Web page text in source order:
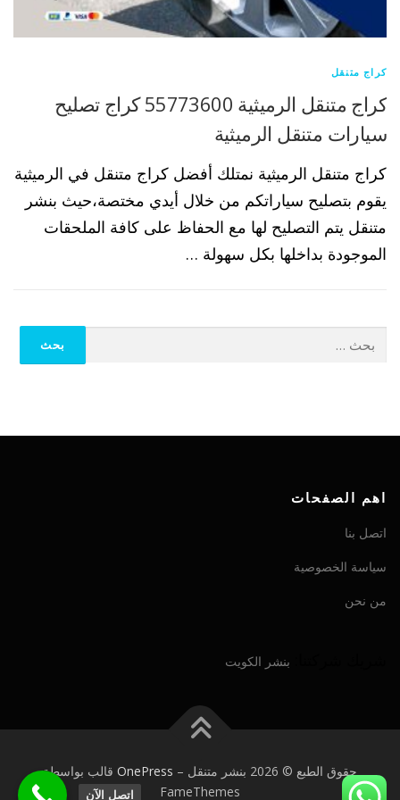
كراج متنقل
كراج متنقل الرميثية 55773600 كراج تصليح
سيارات متنقل الرميثية
كراج متنقل الرميثية نمتلك أفضل كراج متنقل في الرميثية
يقوم بتصليح سياراتكم من خلال أيدي مختصة،حيث بنشر
متنقل يتم التصليح لها مع الحفاظ على كافة الملحقات
الموجودة بداخلها بكل سهولة …
اهم الصفحات
اتصل بنا
سياسة الخصوصية
من نحن
بنشر الكويت
حقوق الطبع © 2026 بنشر متنقل –
OnePress قالب بواسطة
FameThemes
اتصل الآن